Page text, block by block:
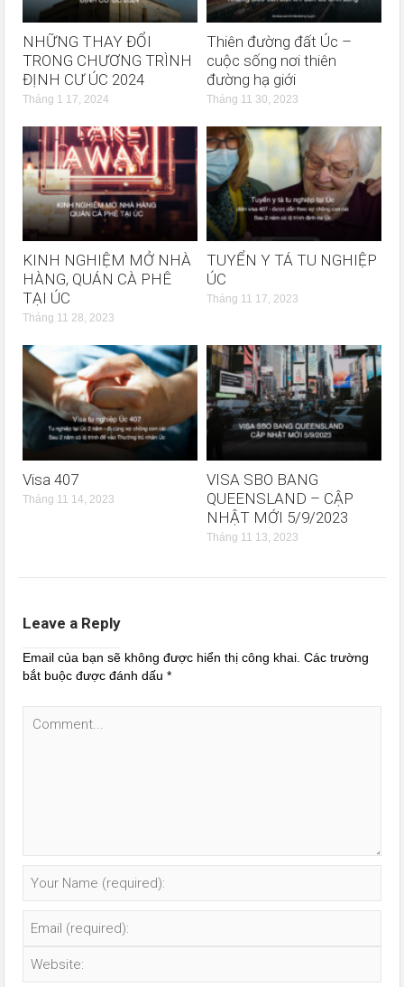
NHỮNG THAY ĐỔI
TRONG CHƯƠNG TRÌNH
ĐỊNH CƯ ÚC 2024
Tháng 1 17, 2024
Thiên đường đất Úc –
cuộc sống nơi thiên
đường hạ giới
Tháng 11 30, 2023
KINH NGHIỆM MỞ NHÀ
HÀNG, QUÁN CÀ PHÊ
TẠI ÚC
Tháng 11 28, 2023
TUYỂN Y TÁ TU NGHIỆP
ÚC
Tháng 11 17, 2023
Visa 407
Tháng 11 14, 2023
VISA SBO BANG
QUEENSLAND – CẬP
NHẬT MỚI 5/9/2023
Tháng 11 13, 2023
Leave a Reply
Email của bạn sẽ không được hiển thị công khai. Các trường
bắt buộc được đánh dấu*